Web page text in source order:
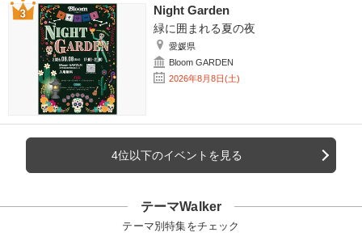
Night Garden
緑に囲まれる夏の夜
愛媛県
Bloom GARDEN
2026年8月8日(土)
4位以下のイベントを見る
テーマWalker
テーマ別特集をチェック